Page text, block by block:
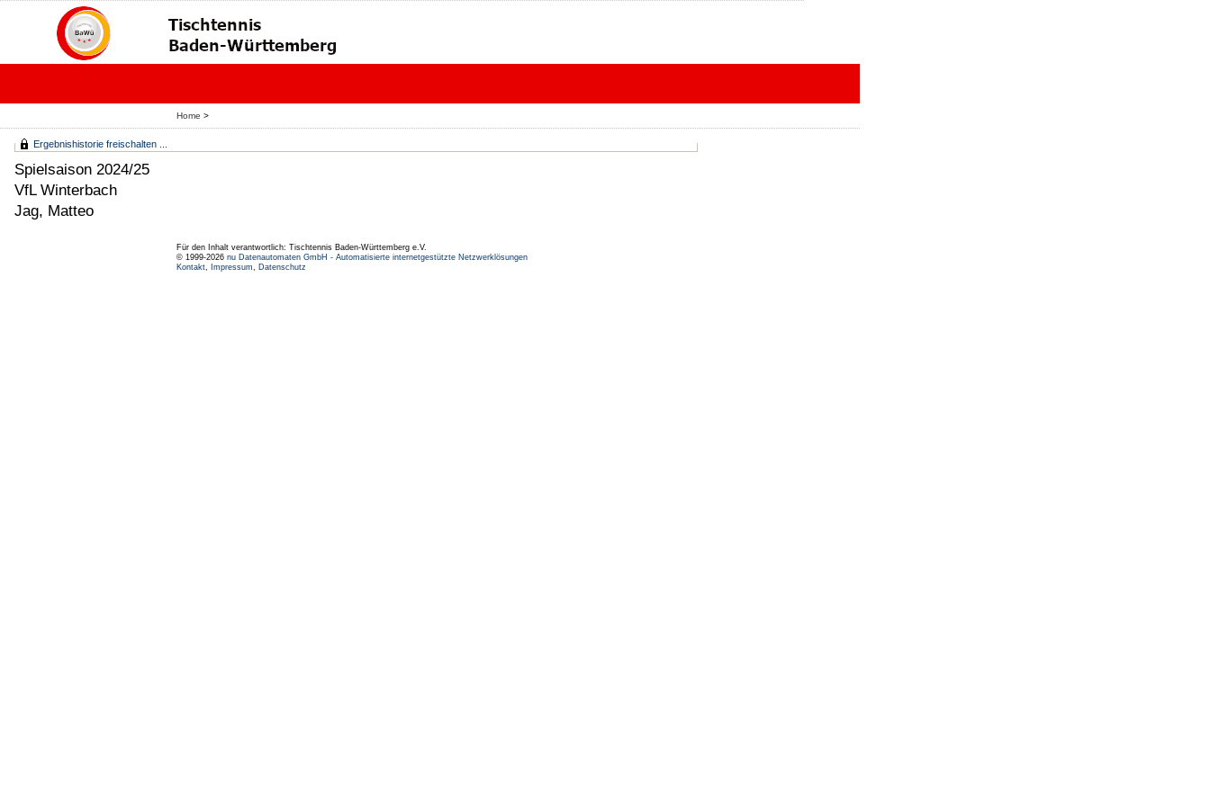
Home >
Ergebnishistorie freischalten ...
Spielsaison 2024/25
VfL Winterbach
Jag, Matteo
Für den Inhalt verantwortlich: Tischtennis Baden-Württemberg e.V.
© 1999-2026 nu Datenautomaten GmbH - Automatisierte internetgestützte Netzwerklösungen
Kontakt, Impressum, Datenschutz